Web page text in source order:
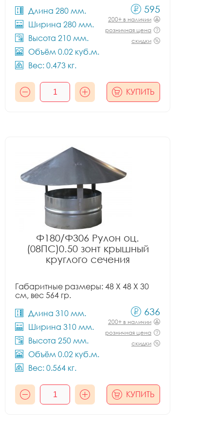
Длина 280 мм.
Ширина 280 мм.
Высота 210 мм.
Объём 0.02 куб.м.
Вес: 0.473 кг.
595
200+ в наличии
розничная цена
скидки
КУПИТЬ
Ф180/Ф306 Рулон оц.
(08ПС)0.50 зонт крышный
круглого сечения
Габаритные размеры: 48 X 48 X 30
см, вес 564 гр.
Длина 310 мм.
Ширина 310 мм.
Высота 250 мм.
Объём 0.02 куб.м.
Вес: 0.564 кг.
636
200+ в наличии
розничная цена
скидки
КУПИТЬ